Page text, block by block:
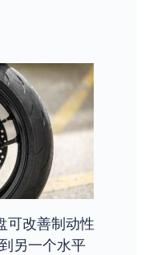
可改善制动性
另一个水平